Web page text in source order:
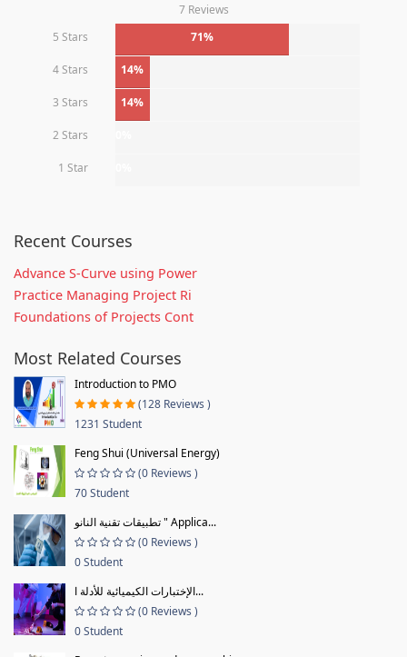
7 Reviews
5 Stars
71%
4 Stars 14%
3 Stars 14%
2 Stars
1 Star
Recent Courses
Advance S-Curve using Power
Practice Managing Project Ri
Foundations of Projects Cont
Most Related Courses
Introduction to PMO
(128 Reviews )
1231 Student
Feng Shui (Universal Energy)
(0 Reviews )
70 Student
تطبيقات تقنية النانو " Applica...
(0 Reviews )
0 Student
الإختبارات الكيميائية للأدلة ا...
(0 Reviews )
0 Student